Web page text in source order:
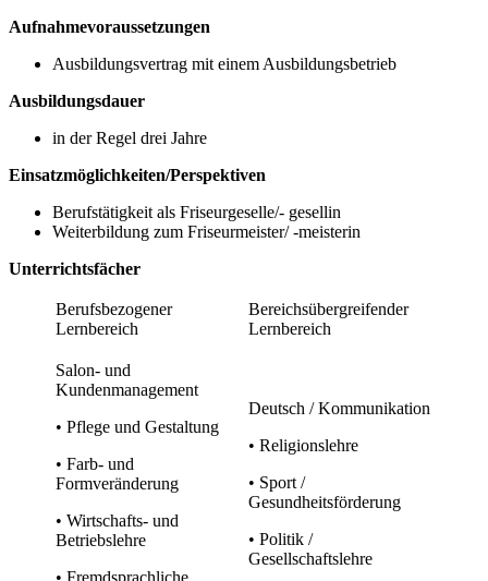
Aufnahmevoraussetzungen
Ausbildungsvertrag mit einem Ausbildungsbetrieb
Ausbildungsdauer
in der Regel drei Jahre
Einsatzmöglichkeiten/Perspektiven
Berufstätigkeit als Friseurgeselle/- gesellin
Weiterbildung zum Friseurmeister/ -meisterin
Unterrichtsfächer
Berufsbezogener
Lernbereich
Bereichsübergreifender
Lernbereich
Salon- und
Kundenmanagement
• Pflege und Gestaltung
• Farb- und
Formveränderung
• Wirtschafts- und
Betriebslehre
• Fremdsprachliche
Deutsch / Kommunikation
• Religionslehre
• Sport /
Gesundheitsförderung
• Politik /
Gesellschaftslehre